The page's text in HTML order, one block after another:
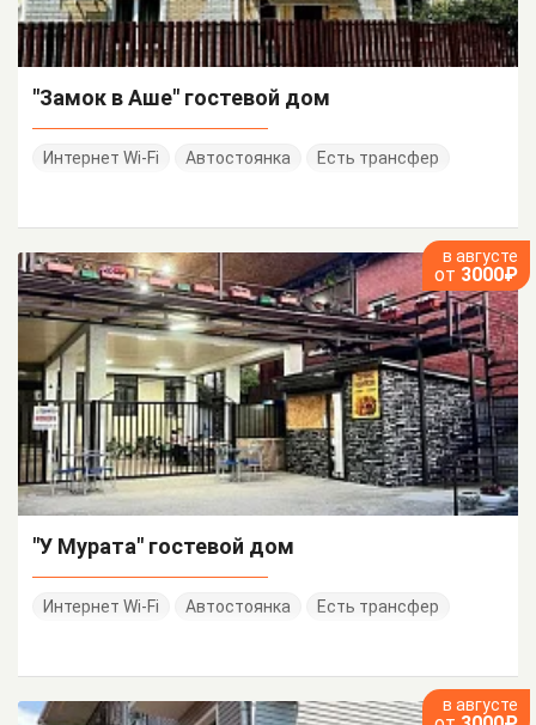
"Замок в Аше" гостевой дом
Интернет Wi-Fi Автостоянка Есть трансфер
в августе
от 3000₽
"У Мурата" гостевой дом
Интернет Wi-Fi Автостоянка Есть трансфер
в августе